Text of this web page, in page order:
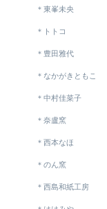
＊東峯未央
＊トトコ
＊豊田雅代
＊なかがきともこ
＊中村佳菜子
＊奈盧窯
＊西本なほ
＊のん窯
＊西島和紙工房